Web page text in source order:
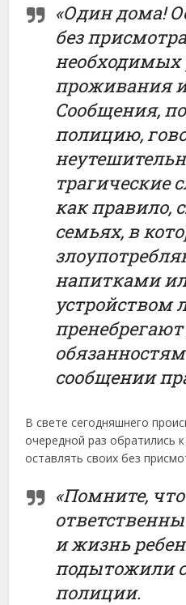
«Один дома!
без
необходимых
проживания
Сообщения,
полицию,
трагические
как правило,
семьях, в
напитками
устройством
сообщении
В свете сегодняшнего
очередной раз обратились
оставлять своих без
«Помните,
ответственны
и жизнь
подытожили
полиции.